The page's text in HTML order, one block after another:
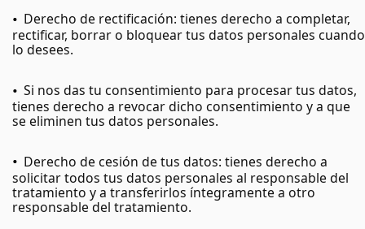
Derecho de rectificación: tienes derecho a completar,
rectificar, borrar o bloquear tus datos personales cuando
lo desees.
Si nos das tu consentimiento para procesar tus datos,
tienes derecho a revocar dicho consentimiento y a que
se eliminen tus datos personales.
Derecho de cesión de tus datos: tienes derecho a
solicitar todos tus datos personales al responsable del
tratamiento y a transferirlos íntegramente a otro
responsable del tratamiento.